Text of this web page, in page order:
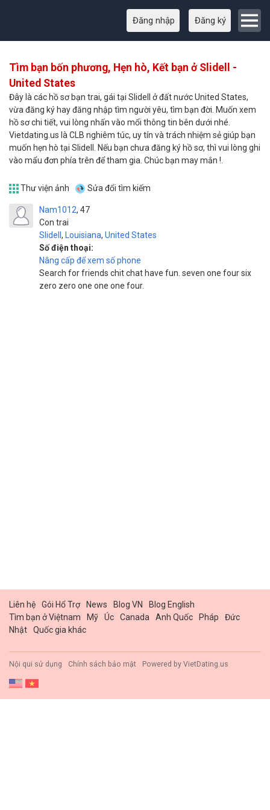
Đăng nhập Đăng ký
Tìm bạn bốn phương, Hẹn hò, Kết bạn ở Slidell -
United States
Đây là các hồ sơ bạn trai, gái tại Slidell ở đất nước United States,
vừa đăng ký hay đăng nhập tìm người yêu, tìm bạn đời. Muốn xem
hồ sơ chi tiết, vui lòng nhấn vào mổi thông tin bên dưới nhé.
Vietdating.us là CLB nghiêm túc, uy tín và trách nhiệm sẻ giúp bạn
muốn hẹn hò tại Slidell. Nếu bạn chưa đăng ký hồ sơ, thì vui lòng ghi
vào mẩu đơn phía trên để tham gia. Chúc bạn may mắn !.
Thư viện ảnh Sửa đổi tìm kiếm
Nam1012
Con trai
47
Slidell , Louisiana, United States
Số điện thoại:
Nâng cấp để xem số phone
Search for friends chit chat have fun. seven one four six
zero zero one one one four.
Liên hệ Gói Hổ Trợ News Blog VN
Blog English
Tìm bạn ở Việtnam
Mỹ Úc Canada Anh Quốc Pháp
Đức
Nhật
Quốc gia khác
Nội qui sử dụng Chính sách bảo mật Powered by VietDating.us